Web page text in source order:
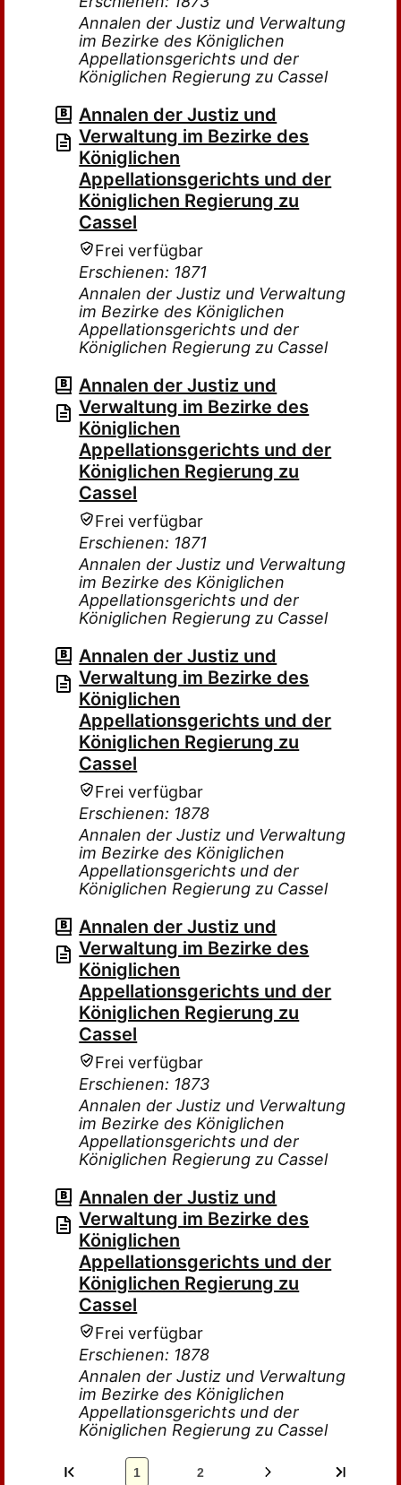
Annalen der Justiz und Verwaltung
im Bezirke des Königlichen
Appellationsgerichts und der
Königlichen Regierung zu Cassel
Annalen der Justiz und
Verwaltung im Bezirke des
Königlichen
Appellationsgerichts und der
Königlichen Regierung zu
Cassel
Frei verfügbar
Erschienen: 1871
Annalen der Justiz und Verwaltung
im Bezirke des Königlichen
Appellationsgerichts und der
Königlichen Regierung zu Cassel
Annalen der Justiz und
Verwaltung im Bezirke des
Königlichen
Appellationsgerichts und der
Königlichen Regierung zu
Cassel
Frei verfügbar
Erschienen: 1871
Annalen der Justiz und Verwaltung
im Bezirke des Königlichen
Appellationsgerichts und der
Königlichen Regierung zu Cassel
Annalen der Justiz und
Verwaltung im Bezirke des
Königlichen
Appellationsgerichts und der
Königlichen Regierung zu
Cassel
Frei verfügbar
Erschienen: 1878
Annalen der Justiz und Verwaltung
im Bezirke des Königlichen
Appellationsgerichts und der
Königlichen Regierung zu Cassel
Annalen der Justiz und
Verwaltung im Bezirke des
Königlichen
Appellationsgerichts und der
Königlichen Regierung zu
Cassel
Frei verfügbar
Erschienen: 1873
Annalen der Justiz und Verwaltung
im Bezirke des Königlichen
Appellationsgerichts und der
Königlichen Regierung zu Cassel
Annalen der Justiz und
Verwaltung im Bezirke des
Königlichen
Appellationsgerichts und der
Königlichen Regierung zu
Cassel
Frei verfügbar
Erschienen: 1878
Annalen der Justiz und Verwaltung
im Bezirke des Königlichen
Appellationsgerichts und der
Königlichen Regierung zu Cassel
1 2